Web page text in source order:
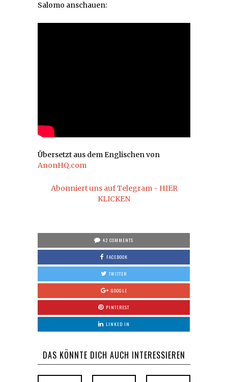
Salomo anschauen:
Übersetzt aus dem Englischen von
AnonHQ.com
Abonniert uns auf Telegram - HIER
KLICKEN
42 COMMENTS
FACEBOOK
TWITTER
GOOGLE
PINTEREST
LINKED IN
DAS KÖNNTE DICH AUCH INTERESSIEREN